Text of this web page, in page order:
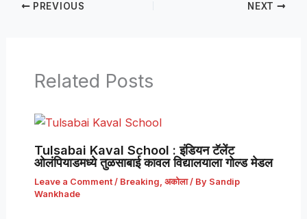
PREVIOUS NEXT
Related Posts
Tulsabai Kaval School : इंडियन टॅलेंट
ओलंपियाडमध्ये तुळसाबाई कावल विद्यालयाला गोल्ड मेडल
Leave a Comment / Breaking अकोला/ By Sandip
Wankhade